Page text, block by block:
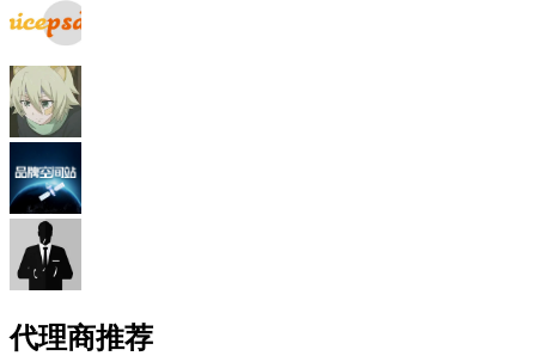
代理商推荐